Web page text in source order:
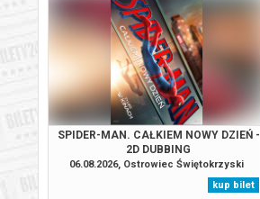
Ostrowiec Świętokrzyski
Ostrowiec Świętokrzyski
Ostrowiec Świętokrzyski
Ostrowiec Świętokrzyski
SPIDER-MAN. CAŁKIEM NOWY DZIEŃ -
2D DUBBING
06.08.2026, Ostrowiec Świętokrzyski
kup bilet